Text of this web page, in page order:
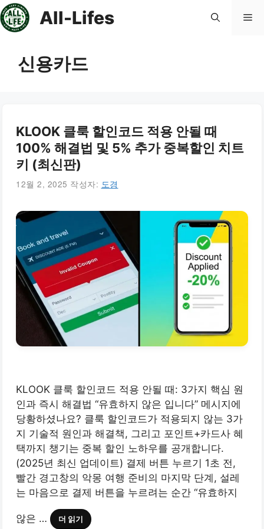
컨
텐
All-Lifes 메
신용카드
KLOOK 클룩 할인코드 적용 안될 때
100% 해결법 및 5% 추가 중복할인 치트
키 (최신판)
12월 2, 2025 작성자: 도경
KLOOK 클룩 할인코드 적용 안될 때: 3가지 핵심 원
인과 즉시 해결법 “유효하지 않은 입니다” 메시지에
당황하셨나요? 클룩 할인코드가 적용되지 않는 3가
지 기술적 원인과 해결책, 그리고 포인트+카드사 혜
택까지 챙기는 중복 할인 노하우를 공개합니다.
(2025년 최신 업데이트) 결제 버튼 누르기 1초 전,
빨간 경고창의 악몽 여행 준비의 마지막 단계, 설레
는 마음으로 결제 버튼을 누르려는 순간 “유효하지
않은 … 더 읽기